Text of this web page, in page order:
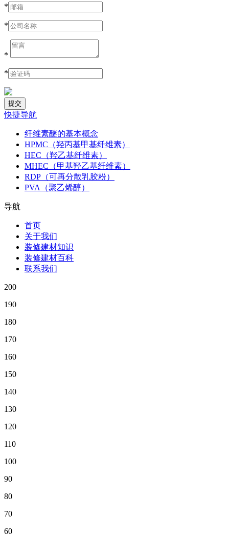
*
*
*
*
快捷导航
纤维素醚的基本概念
HPMC（羟丙基甲基纤维素）
HEC（羟乙基纤维素）
MHEC（甲基羟乙基纤维素）
RDP（可再分散乳胶粉）
PVA（聚乙烯醇）
导航
首页
关于我们
装修建材知识
装修建材百科
联系我们
200
190
180
170
160
150
140
130
120
110
100
90
80
70
60